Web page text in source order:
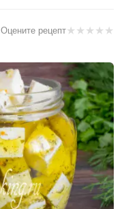
★★★★★
Оцените рецепт